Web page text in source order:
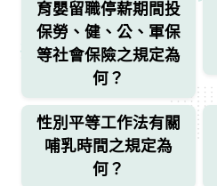
育嬰留職停薪期間投
保勞、健、公、軍保
等社會保險之規定為
何？
性別平等工作法有關
哺乳時間之規定為
何？